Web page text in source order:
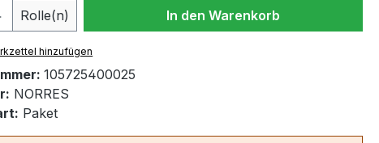
Anzahl: Gib den gewünschten Wert
Rolle(n) In den Warenkorb
hinzufügen
105725400025
NORRES
Paket